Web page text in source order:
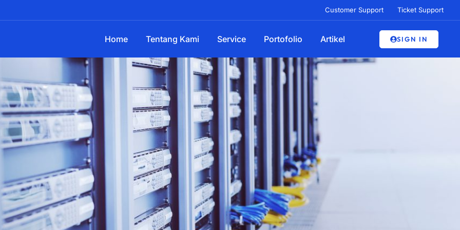
Customer Support Ticket Support
Home Tentang Kami Service Portofolio Artikel SIGN IN